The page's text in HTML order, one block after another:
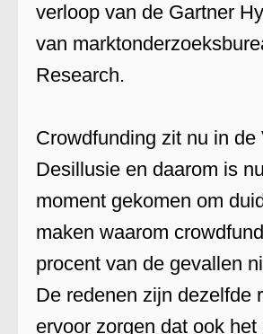
verloop van de Gartner
van
Research.
Crowdfunding zit nu in de
Desillusie en daarom is
moment gekomen om
maken waarom
procent van de gevallen
De redenen zijn dezelfde
ervoor zorgen dat ook het